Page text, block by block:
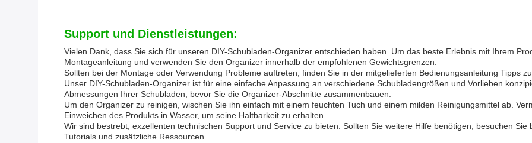
Support und Dienstleistungen:
Vielen Dank, dass Sie sich für unseren DIY-Schubladen-Organizer entschieden haben. Um das beste Erlebnis mit Ihrem
Montageanleitung und verwenden Sie den Organizer innerhalb der empfohlenen Gewichtsgrenzen.
Sollten bei der Montage oder Verwendung Probleme auftreten, finden Sie in der mitgelieferten Bedienungsanleitung Tipps
Unser DIY-Schubladen-Organizer ist für eine einfache Anpassung an verschiedene Schubladengrößen und Vorlieben
Abmessungen Ihrer Schubladen, bevor Sie die Organizer-Abschnitte zusammenbauen.
Um den Organizer zu reinigen, wischen Sie ihn einfach mit einem feuchten Tuch und einem milden Reinigungsmittel ab.
Einweichen des Produkts in Wasser, um seine Haltbarkeit zu erhalten.
Wir sind bestrebt, exzellenten technischen Support und Service zu bieten. Sollten Sie weitere Hilfe benötigen, besuchen
Tutorials und zusätzliche Ressourcen.